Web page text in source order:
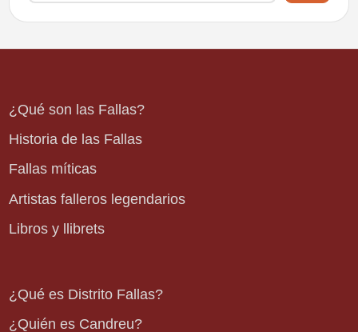
¿Qué son las Fallas?
Historia de las Fallas
Fallas míticas
Artistas falleros legendarios
Libros y llibrets
¿Qué es Distrito Fallas?
¿Quién es Candreu?